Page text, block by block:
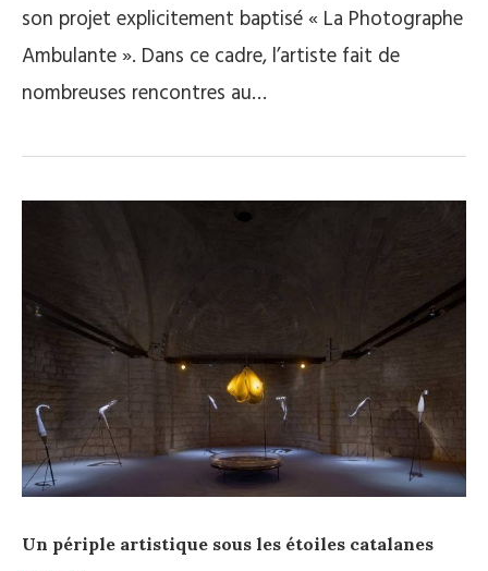
son projet explicitement baptisé « La Photographe
Ambulante ». Dans ce cadre, l’artiste fait de
nombreuses rencontres au…
Un périple artistique sous les étoiles catalanes